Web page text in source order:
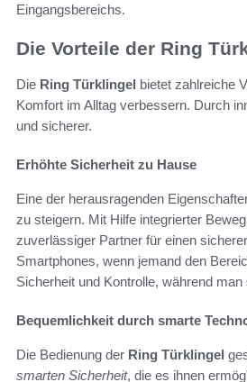
Eingangsbereichs.
Die Vorteile der Ring
Die Ring Türklingel bietet zahlreiche
Komfort im Alltag verbessern. Durch
und sicherer.
Erhöhte Sicherheit zu Hause
Eine der herausragenden
zu steigern. Mit Hilfe integrierter
zuverlässiger Partner für einen
Smartphones, wenn jemand den
Sicherheit und Kontrolle, während
Bequemlichkeit durch smarte
Die Bedienung der Ring Türklingel
smarten Sicherheit, die es ihnen